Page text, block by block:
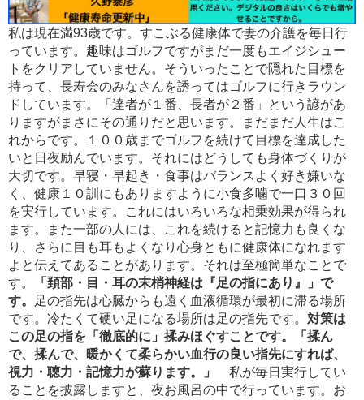
私は現在満93歳です。すこぶる健康体で妻の介護を毎日行
っています。趣味はゴルフですがまだ一度もエイジシュー
トをクリアしていません。そういったことで隠れた目標を
持って、長寿会のみなさんを誘ってはゴルフに行きラウン
ドしています。「達者が１番、長者が２番」という諺があ
りますがまさにその通りだと思います。まだまだ人生はこ
れからです。１００歳までゴルフを続けて目標を達成した
いと日夜励んでいます。それにはどうしても身体づくりが
大切です。早寝・早起き・食事はバランスよく好き嫌いな
く、健康１０訓にもありますように小食多噛で一口３０回
を実行しています。これにはいろいろな相乗効果が得られ
ます。また一部の人には、これを続けると記憶力も良くな
り、さらに目も耳もよくなり心身ともに健康体になれます
よと伝えてあることがあります。それは至極簡単なことで
す。
「頚部・目・耳の末梢神経は『足の指にあり』」で
す。
足の指先は心臓からも遠く血液循環が最初に滞る場所
です。冷たくて硬い足になる場所は足の指先です。 対策は
この足の指を「徹底的に」揉みほぐすことです。「揉ん
で、揉んで、暖かくて柔らかい血行の良い指先にすれば、
視力・聴力・記憶力が蘇ります。」 私が毎日実行してい
ることを披露しますと、夜お風呂の中で行っています。お